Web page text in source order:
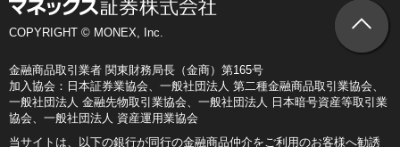
COPYRIGHT © MONEX, Inc.
金融商品取引業者 関東財務局長（金商）第165号
加入協会：日本証券業協会、一般社団法人 第二種金融商品取引業協会、
一般社団法人 金融先物取引業協会、一般社団法人 日本暗号資産等取引業
協会、一般社団法人 資産運用業協会
当サイトは、以下の銀行が同行の金融商品仲介をご利用のお客様へ勧誘